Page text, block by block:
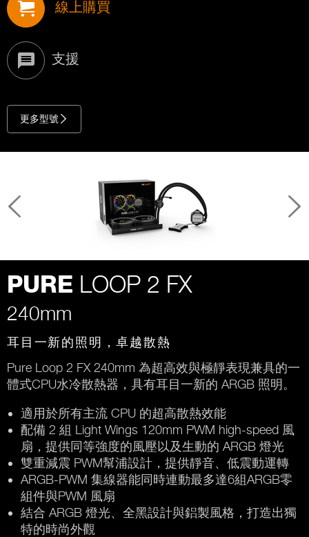
線上購買
支援
更多型號
PURE LOOP 2 FX
240mm
耳目一新的照明，卓越散熱
Pure Loop 2 FX 240mm 為超高效與極靜表現兼具的一
體式CPU水冷散熱器，具有耳目一新的 ARGB 照明。
適用於所有主流 CPU 的超高散熱效能
配備 2 組 Light Wings 120mm PWM high-speed 風
扇，提供同等強度的風壓以及生動的 ARGB 燈光
雙重減震 PWM幫浦設計，提供靜音、低震動運轉
ARGB-PWM 集線器能同時連動最多達6組ARGB零
組件與PWM 風扇
結合 ARGB 燈光、全黑設計與鋁製風格，打造出獨
特的時尚外觀